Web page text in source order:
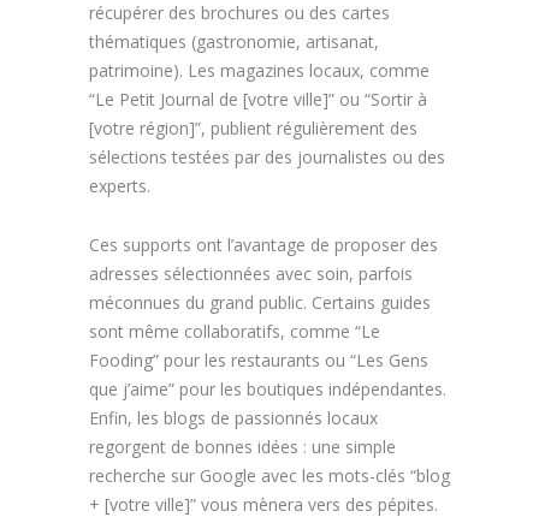
récupérer des brochures ou des cartes
thématiques (gastronomie, artisanat,
patrimoine). Les magazines locaux, comme
“Le Petit Journal de [votre ville]” ou “Sortir à
[votre région]”, publient régulièrement des
sélections testées par des journalistes ou des
experts.
Ces supports ont l’avantage de proposer des
adresses sélectionnées avec soin, parfois
méconnues du grand public. Certains guides
sont même collaboratifs, comme “Le
Fooding” pour les restaurants ou “Les Gens
que j’aime” pour les boutiques indépendantes.
Enfin, les blogs de passionnés locaux
regorgent de bonnes idées : une simple
recherche sur Google avec les mots-clés “blog
+ [votre ville]” vous mènera vers des pépites.